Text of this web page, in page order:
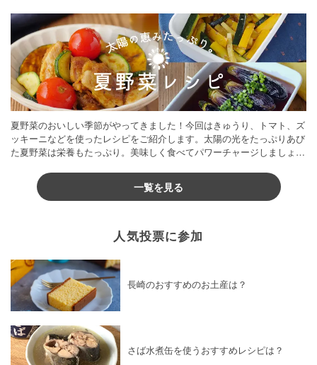
夏野菜のおいしい季節がやってきました！今回はきゅうり、トマト、ズ
ッキーニなどを使ったレシピをご紹介します。太陽の光をたっぷりあび
た夏野菜は栄養もたっぷり。美味しく食べてパワーチャージしましょう
一覧を見る
人気投票に参加
長崎のおすすめのお土産は？
さば水煮缶を使うおすすめレシピは？